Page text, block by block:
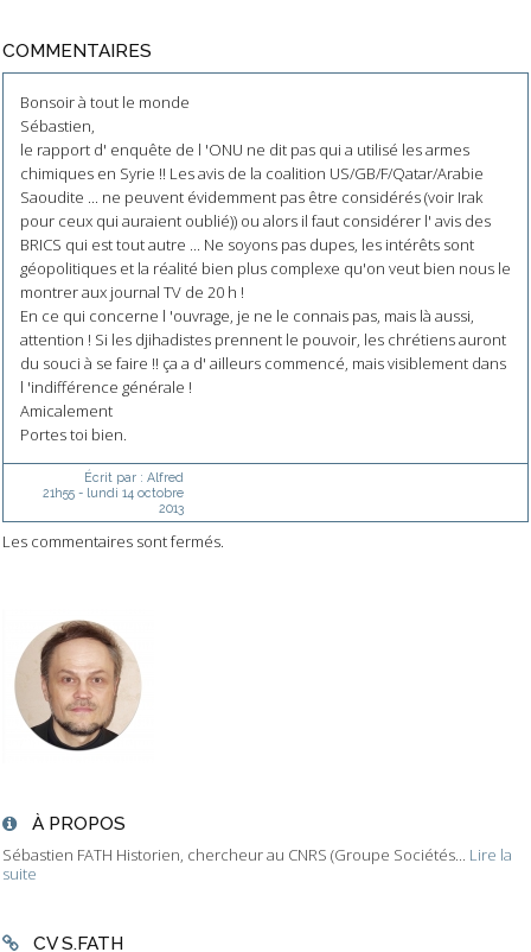
À PROPOS
Sébastien FATH Historien, chercheur au CNRS (Groupe Sociétés... Lire la
suite
CV S.FATH
COMMENTAIRES
Bonsoir à tout le monde
Sébastien,
le rapport d' enquête de l 'ONU ne dit pas qui a utilisé les armes
chimiques en Syrie !! Les avis de la coalition US/GB/F/Qatar/Arabie
Saoudite ... ne peuvent évidemment pas être considérés (voir Irak
pour ceux qui auraient oublié)) ou alors il faut considérer l' avis des
BRICS qui est tout autre ... Ne soyons pas dupes, les intérêts sont
géopolitiques et la réalité bien plus complexe qu'on veut bien nous le
montrer aux journal TV de 20 h !
En ce qui concerne l 'ouvrage, je ne le connais pas, mais là aussi,
attention ! Si les djihadistes prennent le pouvoir, les chrétiens auront
du souci à se faire !! ça a d' ailleurs commencé, mais visiblement dans
l 'indifférence générale !
Amicalement
Portes toi bien.
Écrit par : Alfred
21h55- lundi 14 octobre
2013
Les commentaires sont fermés.